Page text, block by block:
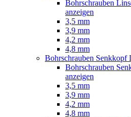
Bohrschrauben
anzeigen
3,5 mm
3,9 mm
4,2 mm
4,8 mm
Bohrschrauben Senkkopf
Bohrschrauben
anzeigen
3,5 mm
3,9 mm
4,2 mm
4,8 mm